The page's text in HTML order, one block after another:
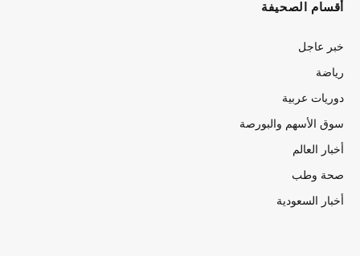
أقسام الصحيفة
خبر عاجل
رياضة
دوريات عربية
سوق الأسهم والبورصة
أخبار العالم
صحة وطب
أخبار السعودية